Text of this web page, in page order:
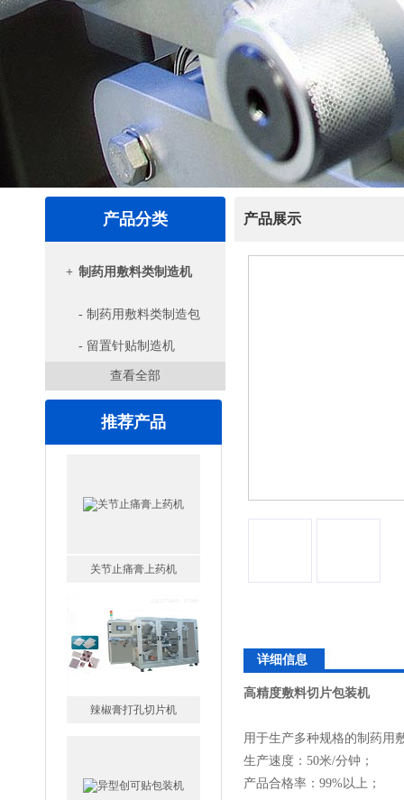
产品分类
+ 制药用敷料类制造机
- 制药用敷料类制造包
- 留置针贴制造机
查看全部
推荐产品
关节止痛膏上药机
辣椒膏打孔切片机
产品展示
详细信息
高精度敷料切片包装机
用于生产多种规格的制药用
生产速度：50米/分钟；
产品合格率：99%以上；